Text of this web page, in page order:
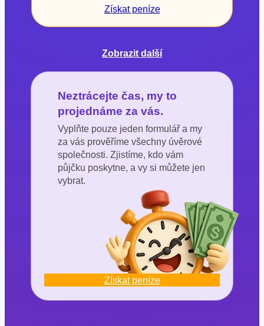
Získatpeníze
Zobrazit další
Neztrácejte čas, my to
projednáme za vás.
Vyplňte pouze jeden formulář a my
za vás prověříme všechny úvěrové
společnosti. Zjistíme, kdo vám
půjčku poskytne, a vy si můžete jen
vybrat.
Získat peníze